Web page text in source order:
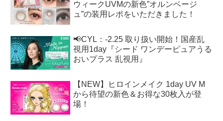
ウィークUVMの新色”オルンベージ
ュ”の装用レポをいただきました！
📢CYL：-2.25 取り扱い開始！国産乱
視用1day『シード ワンデーピュアうる
おいプラス 乱視用』
【NEW】ヒロインメイク 1day UV M
から待望の新色＆お得な30枚入が登
場！